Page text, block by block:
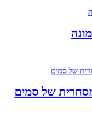
של סמים